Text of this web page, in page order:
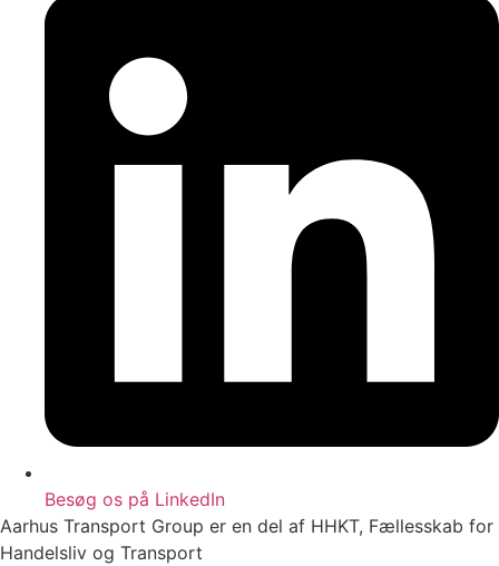
Besøg os på LinkedIn
Aarhus Transport Group er en del af HHKT, Fællesskab for
Handelsliv og Transport